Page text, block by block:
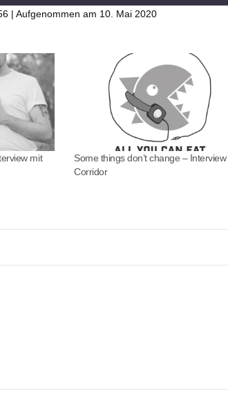
|Aufgenommen am 10. Mai 2020
mit
Some things don’t change –
Corridor